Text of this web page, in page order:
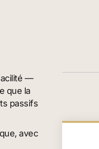
—
que la
passifs
avec